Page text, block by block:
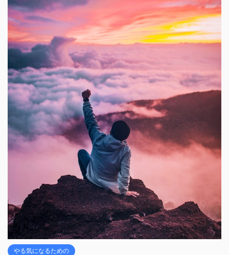
やる気になるための